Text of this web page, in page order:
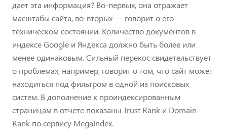
дает эта информация? Во-первых, она отражает
масштабы сайта, во-вторых — говорит о его
техническом состоянии. Количество документов в
индексе Google и Яндекса должно быть более или
менее одинаковым. Сильный перекос свидетельствует
о проблемах, например, говорит о том, что сайт может
находиться под фильтром в одной из поисковых
систем. В дополнение к проиндексированным
страницам в отчете показаны Trust Rank и Domain
Rank по сервису MegaIndex.